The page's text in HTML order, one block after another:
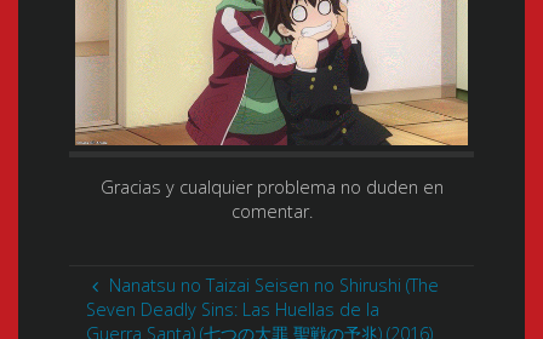
Gracias y cualquier problema no duden en
comentar.
Nanatsu no Taizai Seisen no Shirushi (The
Seven Deadly Sins: Las Huellas de la
Guerra Santa) (七つの大罪 聖戦の予兆) (2016)